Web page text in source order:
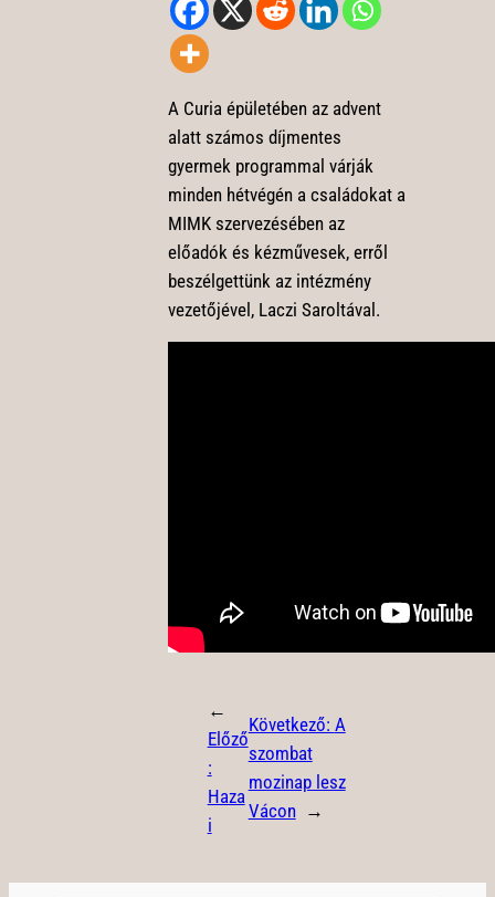
A Curia épületében az advent
alatt számos díjmentes
gyermek programmal várják
minden hétvégén a családokat a
MIMK szervezésében az
előadók és kézművesek, erről
beszélgettünk az intézmény
vezetőjével, Laczi Saroltával.
←
Előző
:
Haza
i
Következő: A
szombat
mozinap lesz
Vácon →